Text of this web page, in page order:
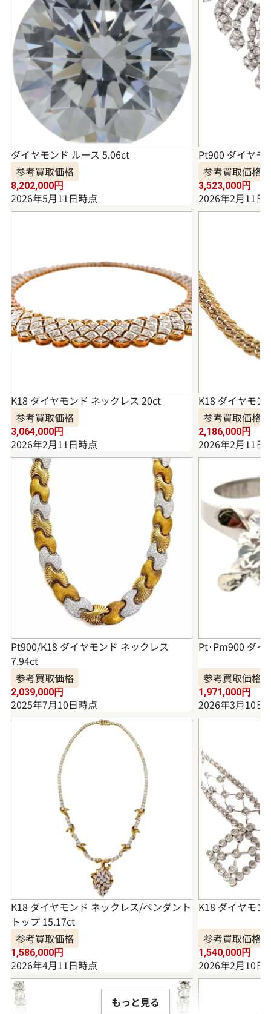
ダイヤモンド ルース 5.06ct
参考買取価格
8,202,000円
2026年5月11日時点
Pt900 ダイヤモ
参考買取価格
3,523,000円
2026年2月11日
K18 ダイヤモンド ネックレス 20ct
参考買取価格
3,064,000円
2026年2月11日時点
K18 ダイヤモン
参考買取価格
2,186,000円
2026年2月11日
Pt900/K18 ダイヤモンド ネックレス
7.94ct
参考買取価格
2,039,000円
2025年7月10日時点
Pt･Pm900 ダイ
参考買取価格
1,971,000円
2026年3月10日
K18 ダイヤモンド ネックレス/ペンダント
トップ 15.17ct
参考買取価格
1,586,000円
2026年4月11日時点
K18 ダイヤモン
参考買取価格
1,540,000円
2026年2月10日
もっと見る